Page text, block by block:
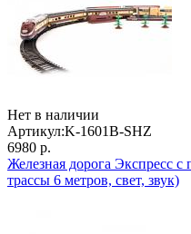
Нет в наличии
Артикул:K-1601B-SHZ
6980 р.
Железная дорога Экспресс с
трассы 6 метров, свет, звук)